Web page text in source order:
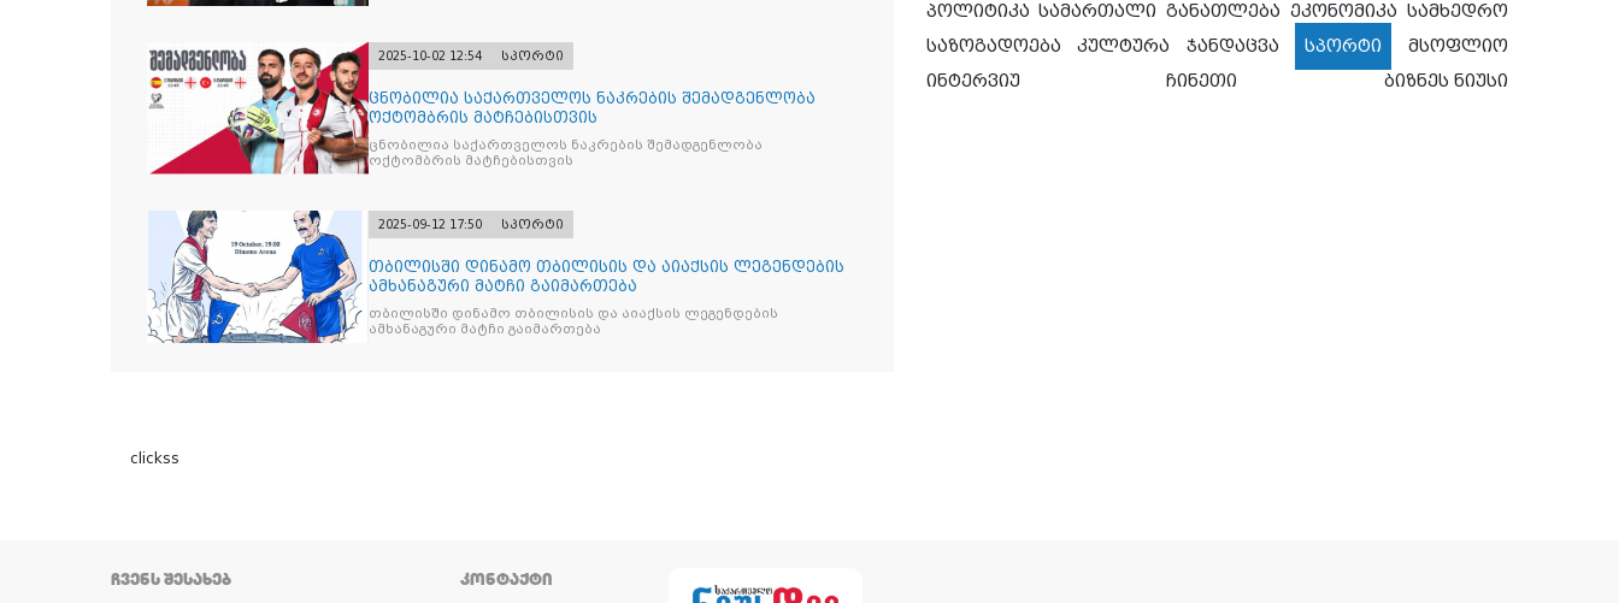
2025-10-02 12:54 სპორტი
ცნობილია საქართველოს ნაკრების შემადგენლობა
ოქტომბრის მატჩებისთვის
ცნობილია საქართველოს ნაკრების შემადგენლობა
ოქტომბრის მატჩებისთვის
2025-09-12 17:50 სპორტი
თბილისში დინამო თბილისის და აიაქსის ლეგენდების
ამხანაგური მატჩი გაიმართება
თბილისში დინამო თბილისის და აიაქსის ლეგენდების
ამხანაგური მატჩი გაიმართება
clickss
პოლიტიკა სამართალი განათლება ეკონომიკა სამხედრო
საზოგადოება
კულტურა ჯანდაცვა სპორტი
მსოფლიო
ინტერვიუ
ჩინეთი ბიზნეს ნიუსი
ᲩᲕᲔᲜᲡ ᲨᲔᲡᲐᲮᲔᲑ ᲙᲝᲜᲢᲐᲥᲢᲘ